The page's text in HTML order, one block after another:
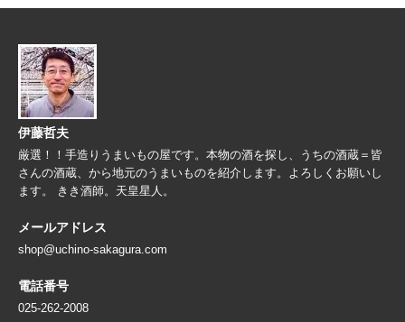
伊藤哲夫
厳選！！手造りうまいもの屋です。本物の酒を探し、うちの酒蔵＝皆
さんの酒蔵、から地元のうまいものを紹介します。よろしくお願いし
ます。 きき酒師。天皇星人。
メールアドレス
shop@uchino-sakagura.com
電話番号
025-262-2008